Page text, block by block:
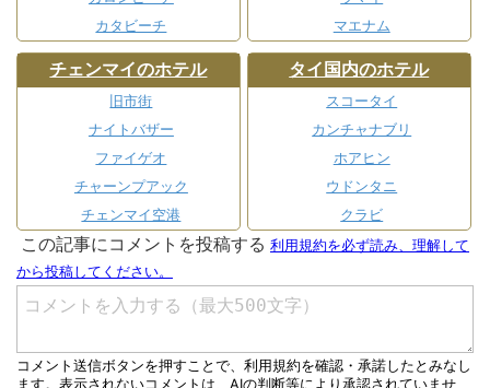
カタビーチ
マエナム
チェンマイのホテル
旧市街
ナイトバザー
ファイゲオ
チャーンプアック
チェンマイ空港
タイ国内のホテル
スコータイ
カンチャナブリ
ホアヒン
ウドンタニ
クラビ